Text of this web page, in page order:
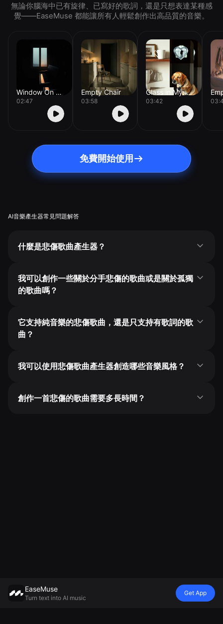
無論你腦海中已有旋律、已寫好的歌詞，還是只想表達某種感
覺——EaseMuse 都能讓所有人輕鬆創作出高品質的音樂。
Window On The Floor
02:47
Empty Chair
03:58
Glass in My Pocket
03:42
免費開始使用
AI音樂產生器常見問題解答
什麼是悲傷歌曲產生器？
我可以創作一些關於分手悲傷的歌曲或是關於孤獨
的歌曲嗎？
它支持純音樂的悲傷歌曲，還是只支持有歌詞的歌
曲？
我可以使用悲傷歌曲產生器創造哪些音樂風格？
創作一首悲傷的歌曲需要多長時間？
EaseMuse
Turn text into AI music
Get App